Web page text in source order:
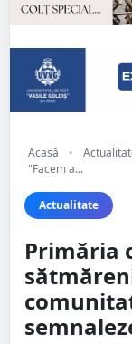
Acasă •
"Facem a...
Actualitate
Primăria